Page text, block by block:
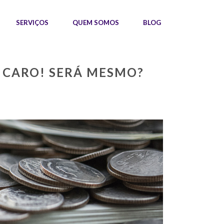
SERVIÇOS QUEM SOMOS BLOG
SERÁ MESMO?